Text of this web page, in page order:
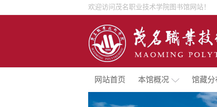
欢迎访问茂名职业技术学院图书馆网站！
网站首页 本馆概况 馆藏分